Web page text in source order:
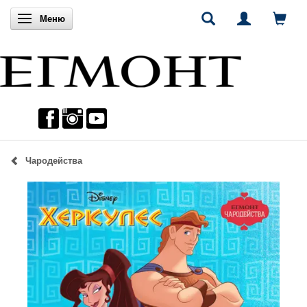
Включи навигацията
Меню
Чародейства